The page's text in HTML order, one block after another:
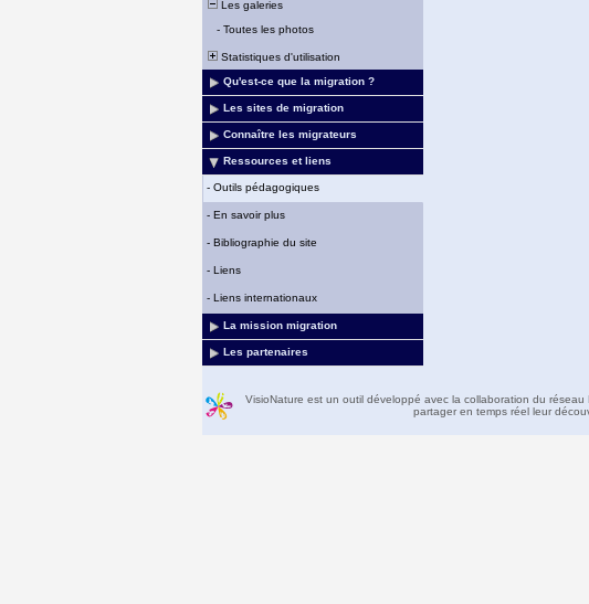
Les galeries
- Toutes les photos
Statistiques d'utilisation
Qu'est-ce que la migration ?
Les sites de migration
Connaître les migrateurs
Ressources et liens
- Outils pédagogiques
- En savoir plus
- Bibliographie du site
- Liens
- Liens internationaux
La mission migration
Les partenaires
VisioNature est un outil développé avec la collaboration du
partager en temps réel leur